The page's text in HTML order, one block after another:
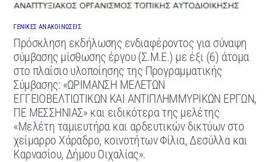
ΓΕΝΙΚΕΣ ΑΝΑΚΟΙΝΩΣΕΙΣ
Πρόσκληση εκδήλωσης ενδιαφέροντος για σύναψη
σύμβασης μίσθωσης έργου (Σ.Μ.Ε.) με έξι (6) άτομα
στο πλαίσιο υλοποίησης της Προγραμματικής
Σύμβασης: «ΩΡΙΜΑΝΣΗ ΜΕΛΕΤΩΝ
ΕΓΓΕΙΟΒΕΛΤΙΩΤΙΚΩΝ ΚΑΙ ΑΝΤΙΠΛΗΜΜΥΡΙΚΩΝ ΕΡΓΩΝ,
ΠΕ ΜΕΣΣΗΝΙΑΣ» και ειδικότερα της μελέτης
«Μελέτη ταμιευτήρα και αρδευτικών δικτύων στο
χείμαρρο Χάραδρο, κοινοτήτων Φίλια, Δεσύλλα και
Καρνασίου, Δήμου Οιχαλίας».